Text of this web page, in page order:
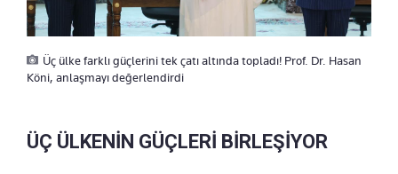
Üç ülke farklı güçlerini tek çatı altında topladı! Prof. Dr. Hasan
Köni, anlaşmayı değerlendirdi
ÜÇ ÜLKENİN GÜÇLERİ BİRLEŞİYOR